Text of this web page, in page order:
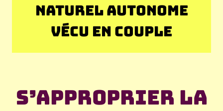
NATUREL AUTONOME
VÉCU EN COUPLE
S’approprier la